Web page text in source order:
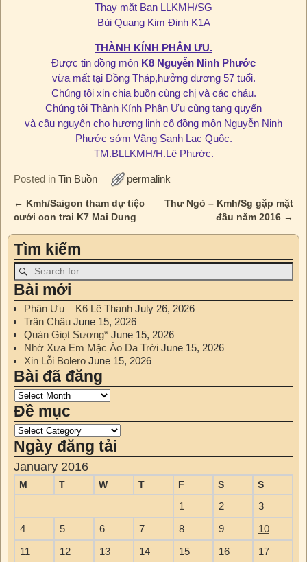
Thay mặt Ban LLKMH/SG
Bùi Quang Kim Định K1A
THÀNH KÍNH PHÂN ƯU.
Được tin đồng môn K8 Nguyễn Ninh Phước
vừa mất tại Đồng Tháp,hưởng dương 57 tuổi.
Chúng tôi xin chia buồn cùng chị và các cháu.
Chúng tôi Thành Kính Phân Ưu cùng tang quyến
và cầu nguyện cho hương linh cố đồng môn Nguyễn Ninh
Phước sớm Vãng Sanh Lạc Quốc.
TM.BLLKMH/H.Lê Phước.
Posted in Tin Buồn permalink
Post navigation
← Kmh/Saigon tham dự tiệc
cưới con trai K7 Mai Dung
Thư Ngỏ – Kmh/Sg gặp mặt
đầu năm 2016 →
Tìm kiếm
Bài mới
Phân Ưu – K6 Lê Thanh July 26, 2026
Trân Châu June 15, 2026
Quán Giọt Sương* June 15, 2026
Nhớ Xưa Em Mặc Áo Da Trời June 15, 2026
Xin Lỗi Bolero June 15, 2026
Bài đã đăng
Đề mục
Ngày đăng tải
January 2016
M T W T F S S
1 2
3
4
5 6 7 8 9
10
11
12 13 14 15 16 17